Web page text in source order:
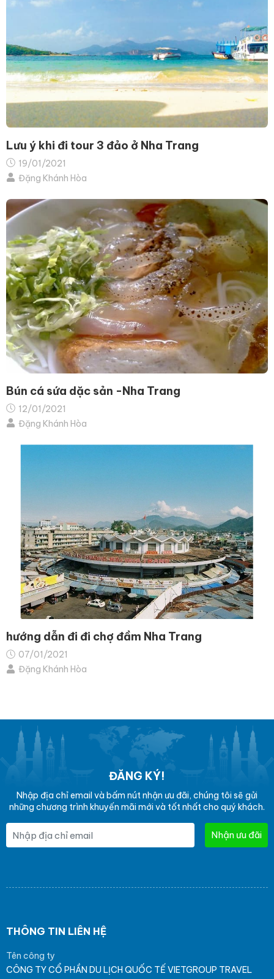
Lưu ý khi đi tour 3 đảo ở Nha Trang
19/01/2021
Đặng Khánh Hòa
Bún cá sứa dặc sản -Nha Trang
12/01/2021
Đặng Khánh Hòa
hướng dẫn đi đi chợ đầm Nha Trang
07/01/2021
Đặng Khánh Hòa
ĐĂNG KÝ!
Nhập địa chỉ email và bấm nút nhận ưu đãi, chúng tôi sẽ gửi
những chương trình khuyến mãi mới và tốt nhất cho quý khách.
Nhận ưu đãi
THÔNG TIN LIÊN HỆ
Tên công ty
CÔNG TY CỔ PHẦN DU LỊCH QUỐC TẾ VIETGROUP TRAVEL